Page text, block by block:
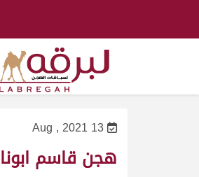
13 Aug , 2021
هجن قاسم